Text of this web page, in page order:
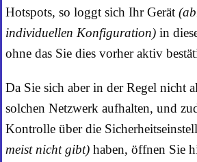
Hotspots, so loggt sich Ihr Gerät
individuellen Konfiguration) in
ohne das Sie dies vorher aktiv
Da Sie sich aber in der Regel nicht
solchen Netzwerk aufhalten, und
Kontrolle über die
meist nicht gibt) haben, öffnen Sie